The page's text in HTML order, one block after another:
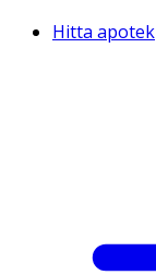
Hitta apotek